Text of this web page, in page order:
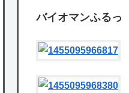
バイオマンふるっ